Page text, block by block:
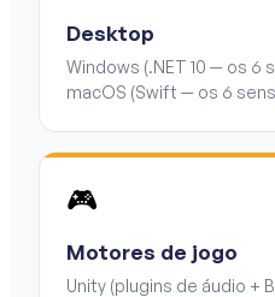
Desktop
Windows (.NET 10 — os
macOS (Swift — os 6
🎮
Motores de jogo
Unity (plugins de áudio +